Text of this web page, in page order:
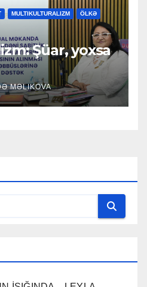
MULTIKULTURALIZM ÖLKƏ
Şüar, yoxsa
MƏLIKOVA